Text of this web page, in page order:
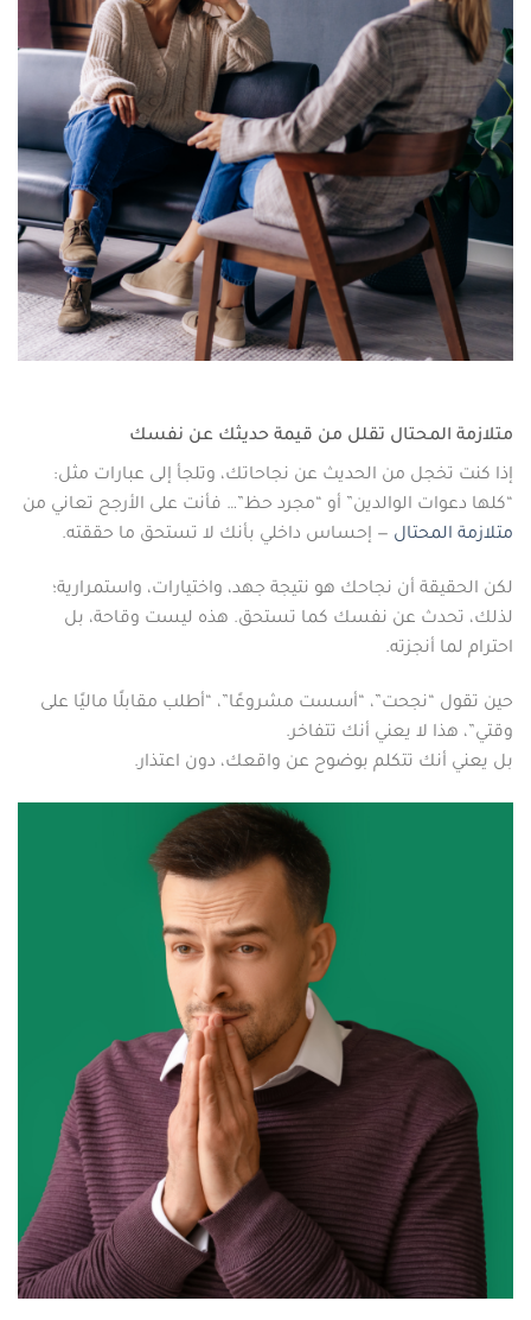
متلازمة المحتال تقلل من قيمة حديثك عن نفسك
إذا كنت تخجل من الحديث عن نجاحاتك، وتلجأ إلى عبارات مثل:
“كلها دعوات الوالدين” أو “مجرد حظ”… فأنت على الأرجح تعاني من
متلازمة المحتال — إحساس داخلي بأنك لا تستحق ما حققته.
لكن الحقيقة أن نجاحك هو نتيجة جهد، واختيارات، واستمرارية؛
لذلك، تحدث عن نفسك كما تستحق. هذه ليست وقاحة، بل
احترام لما أنجزته.
حين تقول “نجحت”، “أسست مشروعًا”، “أطلب مقابلًا ماليًا على
وقتي”، هذا لا يعني أنك تتفاخر.
بل يعني أنك تتكلم بوضوح عن واقعك، دون اعتذار.